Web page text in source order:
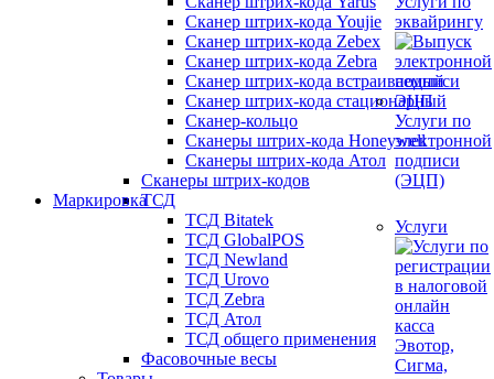
Сканер штрих-кода Youjie
Сканер штрих-кода Zebex
Сканер штрих-кода Zebra
Сканер штрих-кода встраиваемый
Сканер штрих-кода стационарный
Сканер-кольцо
Сканеры штрих-кода Honeywell
Сканеры штрих-кода Атол
Сканеры штрих-кодов
ТСД
ТСД Bitatek
ТСД GlobalPOS
ТСД Newland
ТСД Urovo
ТСД Zebra
ТСД Атол
ТСД общего применения
Фасовочные весы
эквайрингу
Услуги по
электронной
подписи
(ЭЦП)
Маркировка
Услуги